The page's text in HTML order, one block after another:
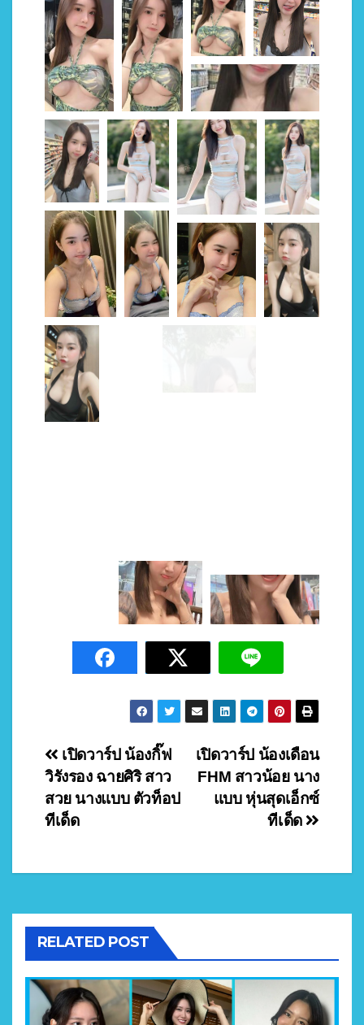
Post
navigation
เปิดวาร์ป น้องเดือน
FHM สาวน้อย นาง
แบบ หุ่นสุดเอ็กซ์
ทีเด็ด
เปิดวาร์ป น้องกิ๊ฟ
วิรังรอง ฉายศิริ สาว
สวย นางแบบ ตัวท็อป
ทีเด็ด
RELATED POST